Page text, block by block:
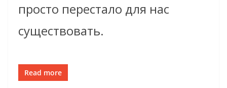
просто перестало для нас
существовать.
Read more